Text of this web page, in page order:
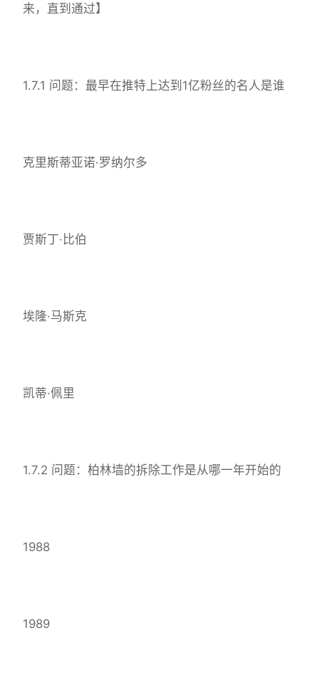
来，直到通过】
1.7.1 问题：最早在推特上达到1亿粉丝的名人是谁
克里斯蒂亚诺·罗纳尔多
贾斯丁·比伯
埃隆·马斯克
凯蒂·佩里
1.7.2 问题：柏林墙的拆除工作是从哪一年开始的
1988
1989